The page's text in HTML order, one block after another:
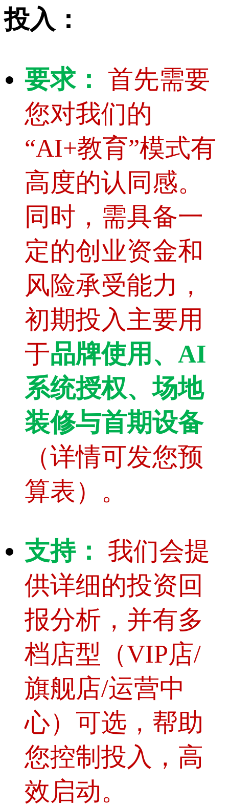
投入：
要求：
首先需要
您对我们的
“AI+教育”模式有
高度的认同感。
同时，需具备一
定的创业资金和
风险承受能力，
初期投入主要用
于品牌使用、AI
系统授权、场地
装修与首期设备
（详情可发您预
算表）。
支持： 我们会提
供详细的投资回
报分析，并有多
档店型（VIP店/
旗舰店/运营中
心）可选，帮助
您控制投入，高
效启动。